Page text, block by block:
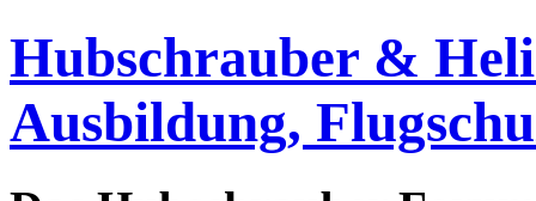
Hubschrauber &
Ausbildung,